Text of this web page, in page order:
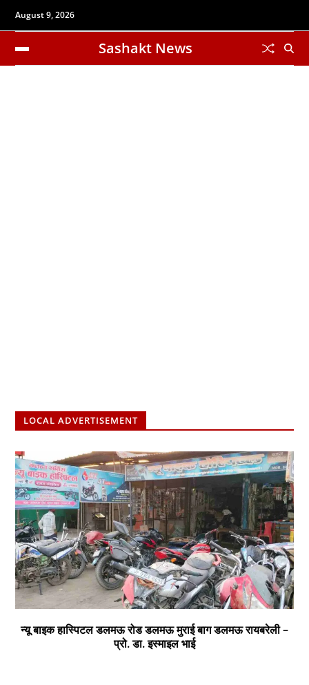
August 9, 2026
Sashakt News
LOCAL ADVERTISEMENT
न्यू बाइक हास्पिटल डलमऊ रोड डलमऊ मुराई बाग डलमऊ रायबरेली –
प्रो. डा. इस्माइल भाई